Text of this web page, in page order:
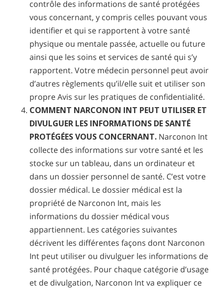
contrôle des informations de santé protégées
vous concernant, y compris celles pouvant vous
identifier et qui se rapportent à votre santé
physique ou mentale passée, actuelle ou future
ainsi que les soins et services de santé qui s’y
rapportent. Votre médecin personnel peut avoir
d’autres règlements qu’il/elle suit et utiliser son
propre Avis sur les pratiques de confidentialité.
COMMENT NARCONON INT PEUT UTILISER ET
DIVULGUER LES INFORMATIONS DE SANTÉ
PROTÉGÉES VOUS CONCERNANT. Narconon Int
collecte des informations sur votre santé et les
stocke sur un tableau, dans un ordinateur et
dans un dossier personnel de santé. C’est votre
dossier médical. Le dossier médical est la
propriété de Narconon Int, mais les
informations du dossier médical vous
appartiennent. Les catégories suivantes
décrivent les différentes façons dont Narconon
Int peut utiliser ou divulguer les informations de
santé protégées. Pour chaque catégorie d’usage
et de divulgation, Narconon Int va expliquer ce